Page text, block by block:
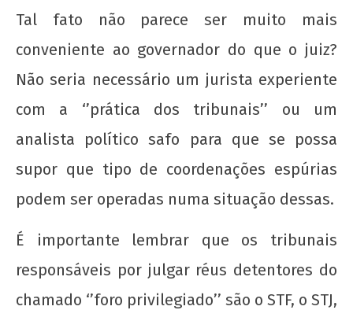
Sobre a planificação do trabalho
9 de
fevereiro
admin
Tal fato não parece ser muito mais
conveniente ao governador do que o juiz?
Não seria necessário um jurista experiente
com a ‘’prática dos tribunais’’ ou um
analista político safo para que se possa
supor que tipo de coordenações espúrias
podem ser operadas numa situação dessas.
É importante lembrar que os tribunais
responsáveis por julgar réus detentores do
chamado ‘’foro privilegiado’’ são o STF, o STJ,